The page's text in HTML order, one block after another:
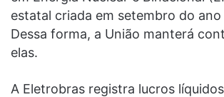
estatal criada em setembro do ano
Dessa forma, a União manterá
elas.
A Eletrobras registra lucros